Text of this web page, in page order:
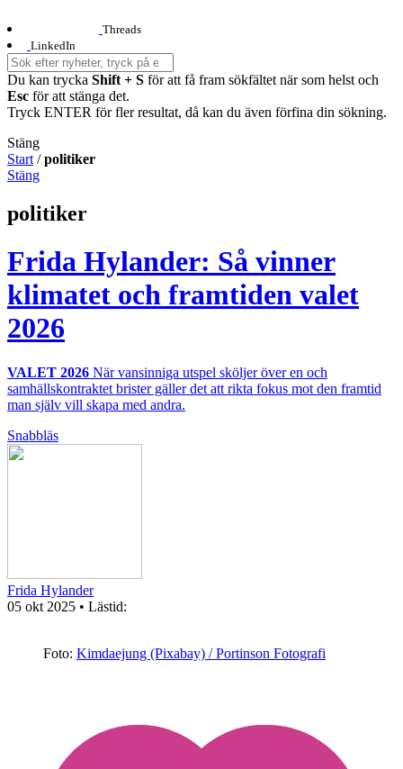
Threads
LinkedIn
Du kan trycka Shift + S för att få fram sökfältet när som helst och
Esc för att stänga det.
Tryck ENTER för fler resultat, då kan du även förfina din sökning.
Stäng
Start /politiker
Stäng
politiker
Frida Hylander: Så vinner
klimatet och framtiden valet
2026
VALET 2026 När vansinniga utspel sköljer över en och
samhällskontraktet brister gäller det att rikta fokus mot den framtid
man själv vill skapa med andra.
Snabbläs
Frida Hylander
05 okt 2025 • Lästid:
Foto: Kimdaejung (Pixabay) / Portinson Fotografi